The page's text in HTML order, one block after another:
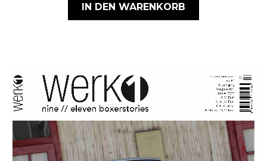
IN DEN WARENKORB